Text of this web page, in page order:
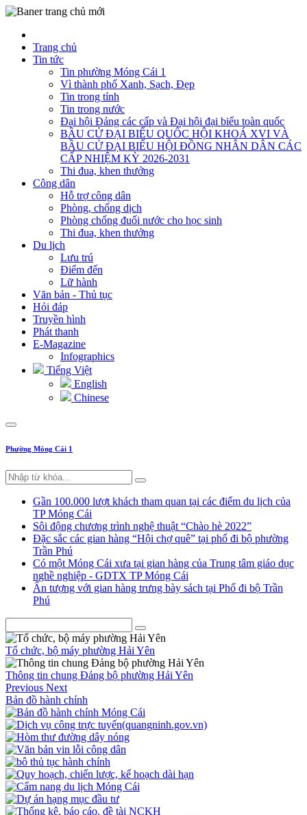
Trang chủ
Tin tức
Tin phường Móng Cái 1
Vì thành phố Xanh, Sạch, Đẹp
Tin trong tỉnh
Tin trong nước
Đại hội Đảng các cấp và Đại hội đại biểu toàn quốc
BẦU CỬ ĐẠI BIỂU QUỐC HỘI KHOÁ XVI VÀ
BẦU CỬ ĐẠI BIỂU HỘI ĐỒNG NHÂN DÂN CÁC
CẤP NHIỆM KỲ 2026-2031
Thi đua, khen thưởng
Công dân
Hỗ trợ công dân
Phòng, chống dịch
Phòng chống đuối nước cho học sinh
Thi đua, khen thưởng
Du lịch
Lưu trú
Điểm đến
Lữ hành
Văn bản - Thủ tục
Hỏi đáp
Truyền hình
Phát thanh
E-Magazine
Infographics
Tiếng Việt
English
Chinese
Phường Móng Cái 1
Gần 100.000 lượt khách tham quan tại các điểm du lịch của
TP Móng Cái
Sôi động chương trình nghệ thuật “Chào hè 2022”
Đặc sắc các gian hàng “Hội chợ quê” tại phố đi bộ phường
Trần Phú
Có một Móng Cái xưa tại gian hàng của Trung tâm giáo dục
nghề nghiệp - GDTX TP Móng Cái
Ấn tượng với gian hàng trưng bày sách tại Phố đi bộ Trần
Phú
Tổ chức, bộ máy phường Hải Yên
Thông tin chung Đảng bộ phường Hải Yên
Previous Next
Bản đồ hành chính